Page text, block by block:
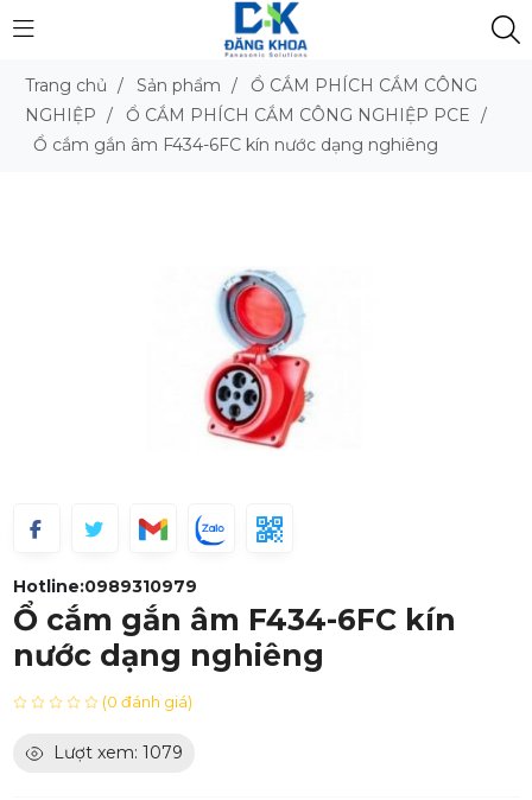
Trang chủ / Sản phẩm /
Ổ CẮM PHÍCH CẮM CÔNG
NGHIỆP / Ổ CẮM PHÍCH CẮM CÔNG NGHIỆP PCE /
Ổ cắm gắn âm F434-6FC kín nước dạng nghiêng
Hotline:0989310979
Ổ cắm gắn âm F434-6FC kín
nước dạng nghiêng
(0 đánh giá)
Lượt xem: 1079